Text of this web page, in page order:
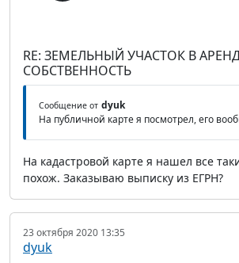
RE: ЗЕМЕЛЬНЫЙ УЧАСТОК В
СОБСТВЕННОСТЬ
Сообщение от dyuk
На публичной карте я посмотрел, его
На кадастровой карте я нашел все
похож. Заказываю выписку из ЕГРН?
23 октября 2020 13:35
dyuk